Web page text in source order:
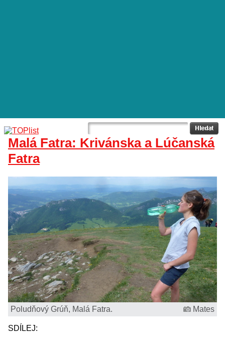
Malá Fatra: Krivánska a Lúčanská
Fatra
Poludňový Grúň, Malá Fatra. Mates
SDÍLEJ: